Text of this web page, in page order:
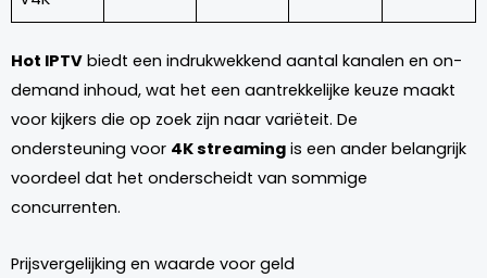
Hot IPTV biedt een indrukwekkend aantal kanalen en on-
demand inhoud, wat het een aantrekkelijke keuze maakt
voor kijkers die op zoek zijn naar variëteit. De
ondersteuning voor 4K streaming is een ander belangrijk
voordeel dat het onderscheidt van sommige
concurrenten.
Prijsvergelijking en waarde voor geld